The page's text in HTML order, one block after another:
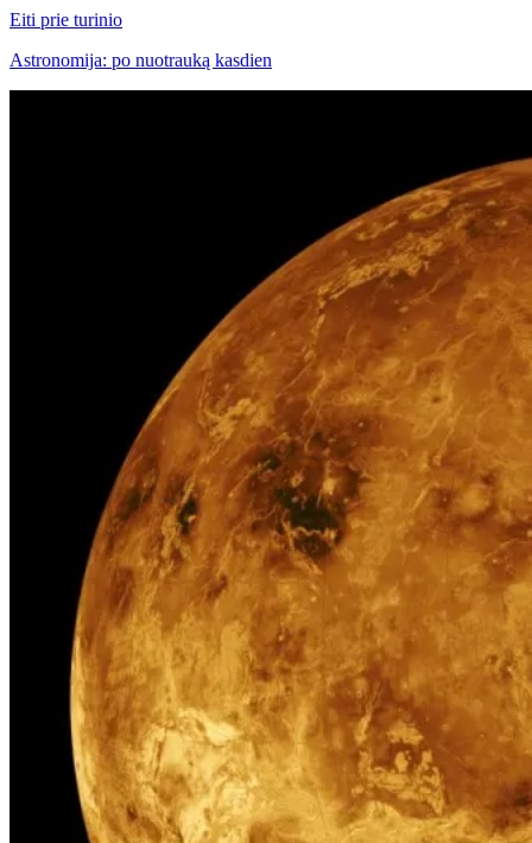
Eiti prie turinio
Astronomija: po nuotrauką kasdien